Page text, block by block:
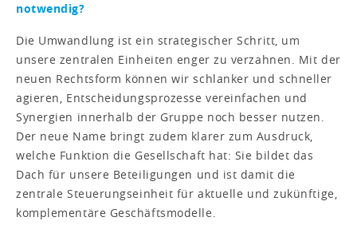
notwendig?
Die Umwandlung ist ein strategischer Schritt, um
unsere zentralen Einheiten enger zu verzahnen. Mit der
neuen Rechtsform können wir schlanker und schneller
agieren, Entscheidungsprozesse vereinfachen und
Synergien innerhalb der Gruppe noch besser nutzen.
Der neue Name bringt zudem klarer zum Ausdruck,
welche Funktion die Gesellschaft hat: Sie bildet das
Dach für unsere Beteiligungen und ist damit die
zentrale Steuerungseinheit für aktuelle und zukünftige,
komplementäre Geschäftsmodelle.